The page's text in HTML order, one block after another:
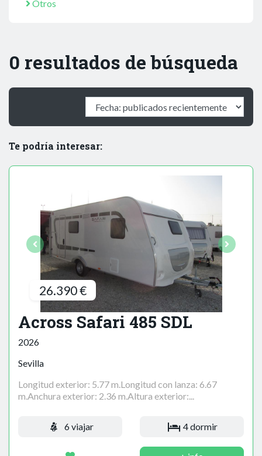
Otros
0 resultados de búsqueda
Te podría interesar:
26.390 €
Across Safari 485 SDL
2026
Sevilla
Longitud exterior: 5.77 m.Longitud con lanza: 6.67
m.Anchura exterior: 2.36 m.Altura exterior:...
6 viajar 4 dormir